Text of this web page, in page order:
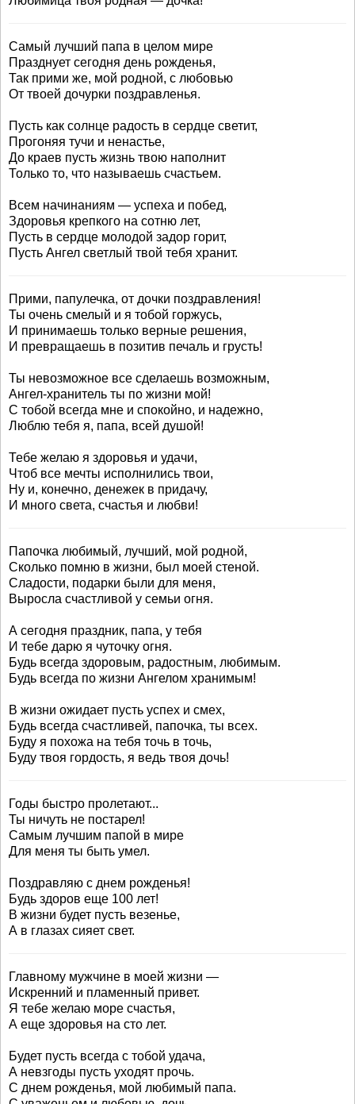
Самый лучший папа в целом мире
Празднует сегодня день рожденья,
Так прими же, мой родной, с любовью
От твоей дочурки поздравленья.
Пусть как солнце радость в сердце светит,
Прогоняя тучи и ненастье,
До краев пусть жизнь твою наполнит
Только то, что называешь счастьем.
Всем начинаниям — успеха и побед,
Здоровья крепкого на сотню лет,
Пусть в сердце молодой задор горит,
Пусть Ангел светлый твой тебя хранит.
Прими, папулечка, от дочки поздравления!
Ты очень смелый и я тобой горжусь,
И принимаешь только верные решения,
И превращаешь в позитив печаль и грусть!
Ты невозможное все сделаешь возможным,
Ангел-хранитель ты по жизни мой!
С тобой всегда мне и спокойно, и надежно,
Люблю тебя я, папа, всей душой!
Тебе желаю я здоровья и удачи,
Чтоб все мечты исполнились твои,
Ну и, конечно, денежек в придачу,
И много света, счастья и любви!
Папочка любимый, лучший, мой родной,
Сколько помню в жизни, был моей стеной.
Сладости, подарки были для меня,
Выросла счастливой у семьи огня.
А сегодня праздник, папа, у тебя
И тебе дарю я чуточку огня.
Будь всегда здоровым, радостным, любимым.
Будь всегда по жизни Ангелом хранимым!
В жизни ожидает пусть успех и смех,
Будь всегда счастливей, папочка, ты всех.
Буду я похожа на тебя точь в точь,
Буду твоя гордость, я ведь твоя дочь!
Годы быстро пролетают...
Ты ничуть не постарел!
Самым лучшим папой в мире
Для меня ты быть умел.
Поздравляю с днем рожденья!
Будь здоров еще 100 лет!
В жизни будет пусть везенье,
А в глазах сияет свет.
Главному мужчине в моей жизни —
Искренний и пламенный привет.
Я тебе желаю море счастья,
А еще здоровья на сто лет.
Будет пусть всегда с тобой удача,
А невзгоды пусть уходят прочь.
С днем рожденья, мой любимый папа.